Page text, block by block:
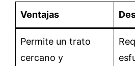
Ventajas
Permite un trato
cercano y